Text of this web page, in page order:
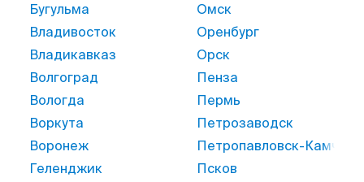
Бугульма
Владивосток
Владикавказ
Волгоград
Вологда
Воркута
Воронеж
Геленджик
Омск
Оренбург
Орск
Пенза
Пермь
Петрозаводск
Петропавловск-
Псков